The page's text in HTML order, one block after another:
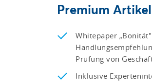
Premium
Whitepaper
Prüfung von
Inklusive